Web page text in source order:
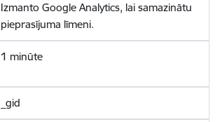
Izmanto Google Analytics, lai samazinātu
pieprasījuma līmeni.
1 minūte
_gid